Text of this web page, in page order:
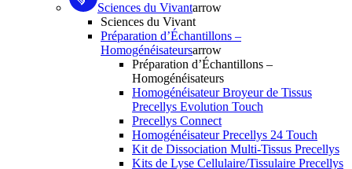
Sciences du Vivantarrow
Sciences du Vivant
Préparation d’Échantillons –
Homogénéisateursarrow
Préparation d’Échantillons –
Homogénéisateurs
Homogénéisateur Broyeur de Tissus
Precellys Evolution Touch
Precellys Connect
Homogénéisateur Precellys 24 Touch
Kit de Dissociation Multi-Tissus Precellys
Kits de Lyse Cellulaire/Tissulaire Precellys